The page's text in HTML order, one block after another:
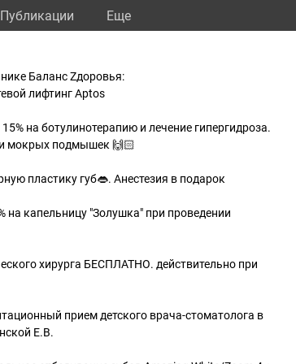
Публикации Eще
Баланс Zдоровья:
лифтинг Aptos
на ботулинотерапию и лечение гипергидроза.
мокрых подмышек 🙌🏻
пластику губ👄. Анестезия в подарок
на капельницу "Золушка" при проведении
хирурга БЕСПЛАТНО. действительно при
прием детского врача-стоматолога в
Е.В.